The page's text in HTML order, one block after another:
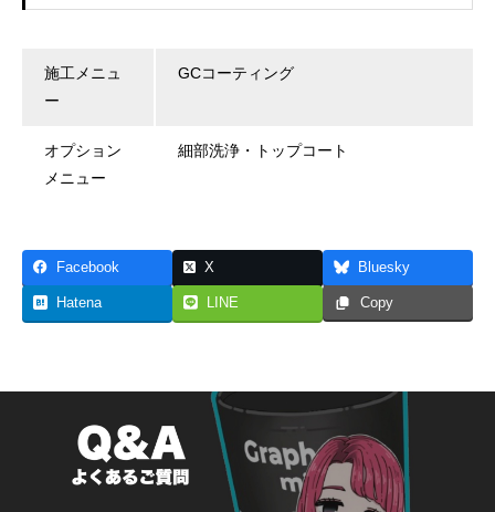
施工メニュ
ー
GCコーティング
オプション
メニュー
細部洗浄・トップコート
Facebook X Bluesky
Hatena LINE Copy